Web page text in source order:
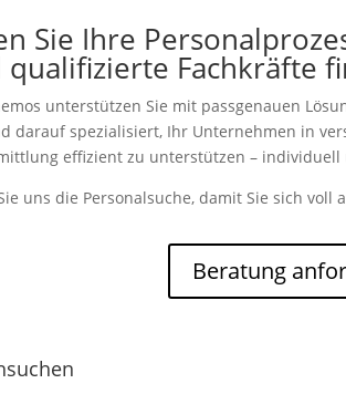
Sie Ihre
qualifizierte Fachkräfte
unterstützen Sie mit passgenauen
darauf spezialisiert, Ihr Unternehmen in
effizient zu unterstützen – individuell
uns die Personalsuche, damit Sie sich
Beratung